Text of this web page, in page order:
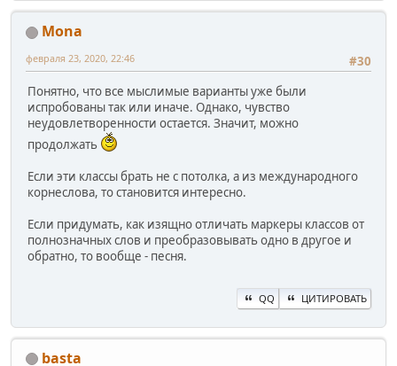
Mona
#30
февраля 23, 2020, 22:46
Понятно, что все мыслимые варианты уже были
испробованы так или иначе. Однако, чувство
неудовлетворенности остается. Значит, можно
продолжать
Если эти классы брать не с потолка, а из международного
корнеслова, то становится интересно.
Если придумать, как изящно отличать маркеры классов от
полнозначных слов и преобразовывать одно в другое и
обратно, то вообще - песня.
QQ ЦИТИРОВАТЬ
basta